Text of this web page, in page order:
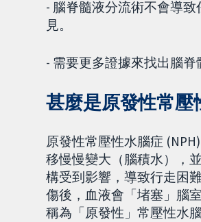
- 腦脊髓液分流術不會導
見。
- 需要更多證據來找出腦脊
甚麼是原發性常壓
原發性常壓性水腦症
移慢慢變大（腦積水），
構受到影響，導致行走困
傷後，血液會「堵塞」腦
稱為「原發性」常壓性水腦